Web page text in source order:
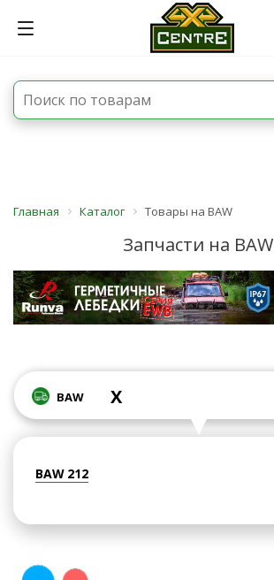
Главная Каталог Товары на BAW
Запчасти на BAW
BAW X
BAW 212